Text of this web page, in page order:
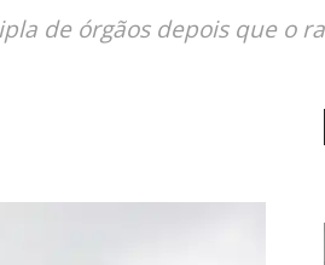
de órgãos depois que o